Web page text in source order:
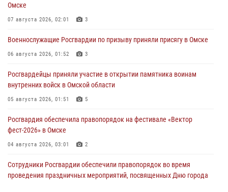
Омске
07 августа 2026, 02:01 3
Военнослужащие Росгвардии по призыву приняли присягу в Омске
06 августа 2026, 01:52 3
Росгвардейцы приняли участие в открытии памятника воинам
внутренних войск в Омской области
05 августа 2026, 01:51 5
Росгвардия обеспечила правопорядок на фестивале «Вектор
фест-2026» в Омске
04 августа 2026, 03:01 2
Сотрудники Росгвардии обеспечили правопорядок во время
проведения праздничных мероприятий, посвященных Дню города